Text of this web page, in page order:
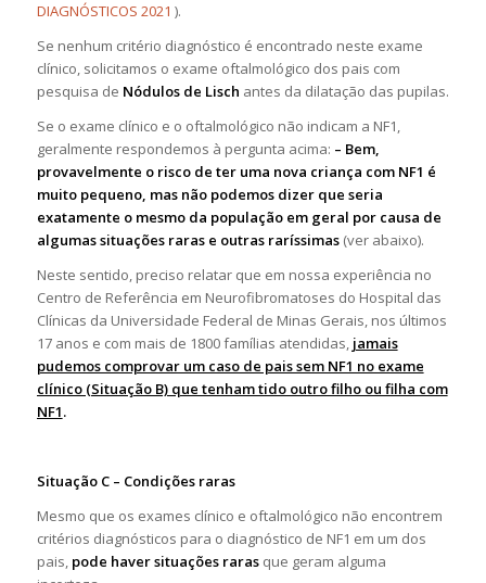
DIAGNÓSTICOS 2021 ).
Se nenhum critério diagnóstico é encontrado neste exame
clínico, solicitamos o exame oftalmológico dos pais com
pesquisa de Nódulos de Lisch antes da dilatação das pupilas.
Se o exame clínico e o oftalmológico não indicam a NF1,
geralmente respondemos à pergunta acima: – Bem,
provavelmente o risco de ter uma nova criança com NF1 é
muito pequeno, mas não podemos dizer que seria
exatamente o mesmo da população em geral por causa de
algumas situações raras e outras raríssimas (ver abaixo).
Neste sentido, preciso relatar que em nossa experiência no
Centro de Referência em Neurofibromatoses do Hospital das
Clínicas da Universidade Federal de Minas Gerais, nos últimos
17 anos e com mais de 1800 famílias atendidas, jamais
pudemos comprovar um caso de pais sem NF1 no exame
clínico (Situação B) que tenham tido outro filho ou filha com
NF1.
Situação C – Condições raras
Mesmo que os exames clínico e oftalmológico não encontrem
critérios diagnósticos para o diagnóstico de NF1 em um dos
pais, pode haver situações rarasque geram alguma